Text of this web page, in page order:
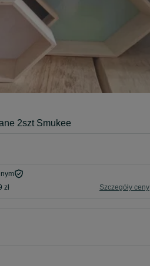
2szt Smukee
zł Szczegóły ceny